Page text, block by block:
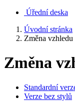
Úřední deska
Úvodní stránka
Změna vzhledu
Změna
Standardní
Verze bez stylů